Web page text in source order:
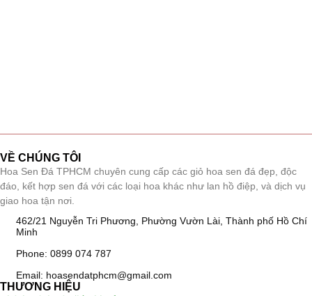
VỀ CHÚNG TÔI
Hoa Sen Đá TPHCM chuyên cung cấp các giỏ hoa sen đá đẹp, độc
đáo, kết hợp sen đá với các loại hoa khác như lan hồ điệp, và dịch vụ
giao hoa tận nơi.
462/21 Nguyễn Tri Phương, Phường Vườn Lài, Thành phố Hồ Chí
Minh
Phone: 0899 074 787
Email: hoasendatphcm@gmail.com
THƯƠNG HIỆU